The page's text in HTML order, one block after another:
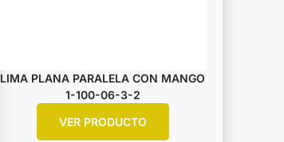
LIMA PLANA PARALELA CON MANGO
1-100-06-3-2
VER PRODUCTO